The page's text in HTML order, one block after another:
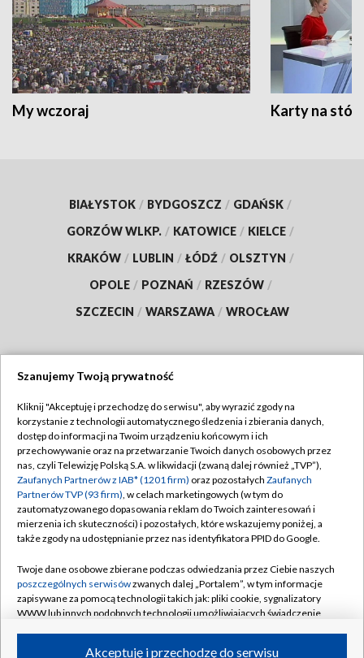
My wczoraj Karty na
BIAŁYSTOK / BYDGOSZCZ / GDAŃSK /
GORZÓW WLKP. / KATOWICE / KIELCE /
KRAKÓW / LUBLIN / ŁÓDŹ / OLSZTYN /
OPOLE / POZNAŃ / RZESZÓW /
SZCZECIN / WARSZAWA / WROCŁAW
TVP
Abonament TVP
Emisja w TVP
Centrum informacji TVP
Naziemna Telewizja Cyfrowa
Rada Programowa
System NOS
Informacje o nadawcy
Regulamin TVP
Polityka prywatności
Moje zgody
Pomoc
Kontakt
Kanały
Szanujemy Twoją prywatność
Kliknij "Akceptuję i przechodzę do serwisu", aby wyrazić zgody na
korzystanie z technologii automatycznego śledzenia i zbierania danych,
dostęp do informacji na Twoim urządzeniu końcowym i ich
przechowywanie oraz na przetwarzanie Twoich danych osobowych przez
nas, czyli Telewizję Polską S.A. w likwidacji (zwaną dalej również „TVP”),
Zaufanych Partnerów z IAB* (1201 firm) oraz pozostałych Zaufanych
Partnerów TVP (93 firm), w celach marketingowych (w tym do
zautomatyzowanego dopasowania reklam do Twoich zainteresowań i
mierzenia ich skuteczności) i pozostałych, które wskazujemy poniżej, a
także zgody na udostępnianie przez nas identyfikatora PPID do Google.
Twoje dane osobowe zbierane podczas odwiedzania przez Ciebie naszych
poszczególnych serwisówzwanych dalej „Portalem”, w tym informacje
zapisywane za pomocą technologii takich jak: pliki cookie, sygnalizatory
WWW lub innych podobnych technologii umożliwiających świadczenie
Akceptuję i przechodzę do serwisu